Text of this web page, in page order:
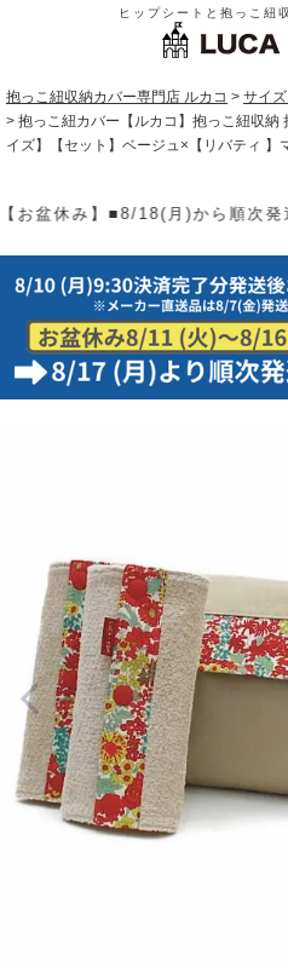
ヒップシートと抱っこ紐
抱っこ紐収納カバー専門店 ルカコ サイ
抱っこ紐カバー【ルカコ】抱っこ紐収納
イズ】【セット】ベージュ×【リバティ
)▶【送料】ゆうパケット